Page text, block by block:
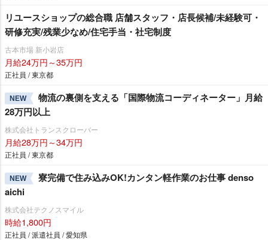
リユースショップの総合職 店舗スタッフ・店長候補/未経験可・
研修充実/残業少なめ/住宅手当・社宅制度
古本市場 新小岩店
月給24万円～35万円
正社員 / 東京都
NEW
物流の裏側を支える「国際物流コーディネーター」月給
28万円以上
株式会社トランスクローバー
月給28万円～34万円
正社員 / 東京都
NEW
寮完備で住み込みOK!カンタン軽作業のお仕事 denso
aichi
株式会社テクノスマイル
時給1,800円
正社員 / 派遣社員 / 愛知県